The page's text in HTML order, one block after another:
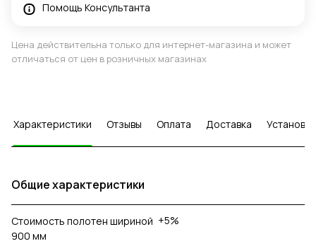
Помощь Консультанта
Цена действительна только для интернет-магазина и может
отличаться от цен в розничных магазинах
Характеристики Отзывы Оплата Доставка Установка
Общие характеристики
Стоимость полотен шириной
900 мм
+5%